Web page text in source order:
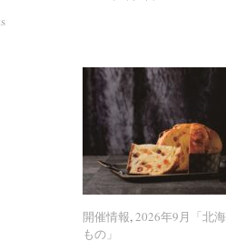
開催情報,2026年9月「北
もの」
開催情報 2026年9月「北
もの」